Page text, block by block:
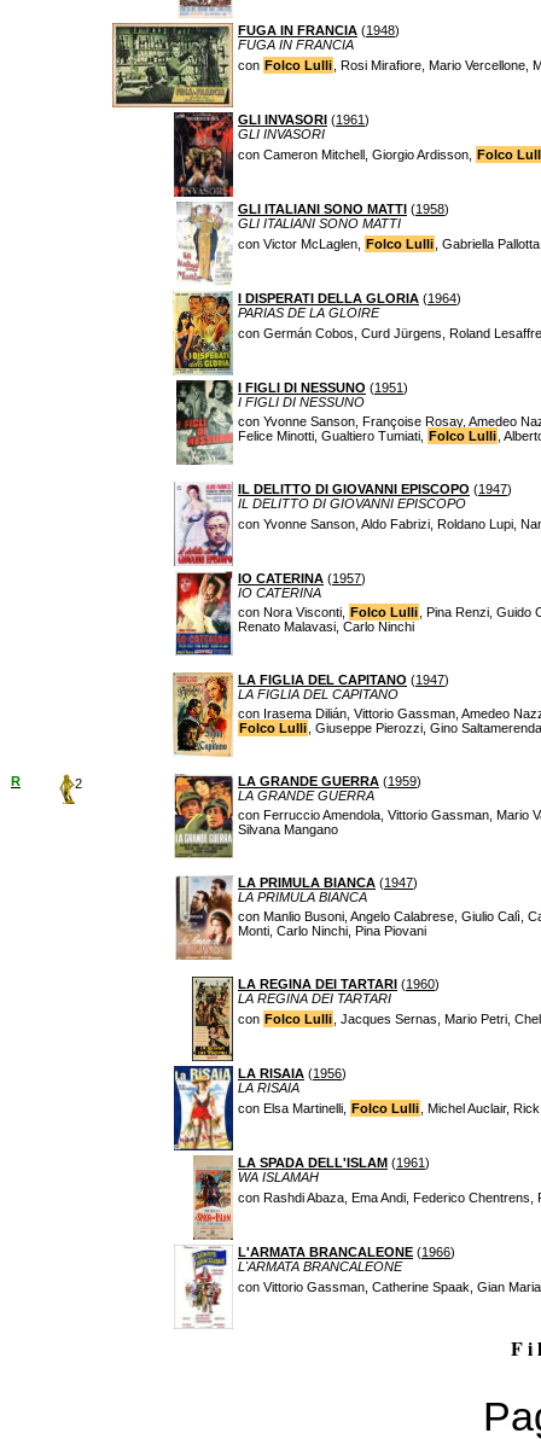
FUGA IN FRANCIA (1948)
FUGA IN FRANCIA
con Folco Lulli , Rosi Mirafiore, Mario Vercellone,
GLI INVASORI (1961)
GLI INVASORI
con Cameron Mitchell, Giorgio Ardisson, Folco
GLI ITALIANI SONO MATTI (1958)
GLI ITALIANI SONO MATTI
con Victor McLaglen, Folco Lulli , Gabriella
I DISPERATI DELLA GLORIA (1964)
PARIAS DE LA GLOIRE
con Germán Cobos, Curd Jürgens, Roland
I FIGLI DI NESSUNO (1951)
I FIGLI DI NESSUNO
con Yvonne Sanson, Françoise Rosay, Amedeo
Felice Minotti, Gualtiero Tumiati, Folco Lulli ,
IL DELITTO DI GIOVANNI EPISCOPO (1947)
IL DELITTO DI GIOVANNI EPISCOPO
con Yvonne Sanson, Aldo Fabrizi, Roldano Lupi,
IO CATERINA (1957)
IO CATERINA
con Nora Visconti, Folco Lulli , Pina Renzi, Guido
Renato Malavasi, Carlo Ninchi
LA FIGLIA DEL CAPITANO (1947)
LA FIGLIA DEL CAPITANO
con Irasema Dilián, Vittorio Gassman, Amedeo
Folco Lulli , Giuseppe Pierozzi, Gino
R 2 LA GRANDE GUERRA (1959)
LA GRANDE GUERRA
con Ferruccio Amendola, Vittorio Gassman, Mario
Silvana Mangano
LA PRIMULA BIANCA (1947)
LA PRIMULA BIANCA
con Manlio Busoni, Angelo Calabrese, Giulio Calì,
Monti, Carlo Ninchi, Pina Piovani
LA REGINA DEI TARTARI (1960)
LA REGINA DEI TARTARI
con Folco Lulli , Jacques Sernas, Mario Petri,
LA RISAIA (1956)
LA RISAIA
con Elsa Martinelli, Folco Lulli , Michel Auclair,
LA SPADA DELL'ISLAM (1961)
WA ISLAMAH
con Rashdi Abaza, Ema Andi, Federico
L'ARMATA BRANCALEONE (1966)
L'ARMATA BRANCALEONE
con Vittorio Gassman, Catherine Spaak, Gian
F i